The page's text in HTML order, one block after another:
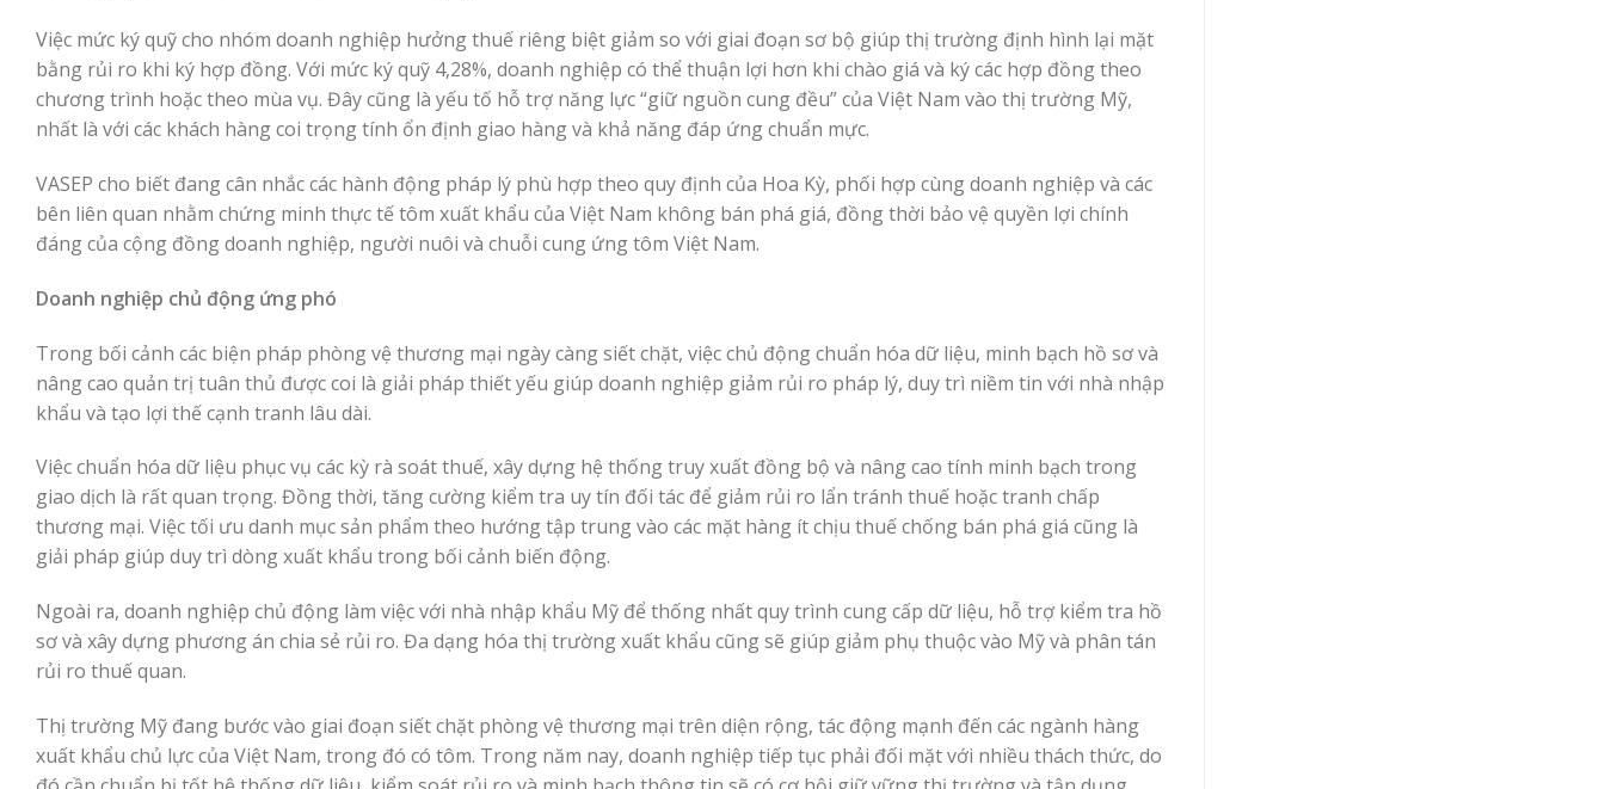
Việc mức ký quỹ cho nhóm doanh nghiệp hưởng thuế riêng biệt giảm so với giai đoạn sơ bộ giúp thị trường định hình lại mặt
bằng rủi ro khi ký hợp đồng. Với mức ký quỹ 4,28%, doanh nghiệp có thể thuận lợi hơn khi chào giá và ký các hợp đồng theo
chương trình hoặc theo mùa vụ. Đây cũng là yếu tố hỗ trợ năng lực “giữ nguồn cung đều” của Việt Nam vào thị trường Mỹ,
nhất là với các khách hàng coi trọng tính ổn định giao hàng và khả năng đáp ứng chuẩn mực.
VASEP cho biết đang cân nhắc các hành động pháp lý phù hợp theo quy định của Hoa Kỳ, phối hợp cùng doanh nghiệp và các
bên liên quan nhằm chứng minh thực tế tôm xuất khẩu của Việt Nam không bán phá giá, đồng thời bảo vệ quyền lợi chính
đáng của cộng đồng doanh nghiệp, người nuôi và chuỗi cung ứng tôm Việt Nam.
Doanh nghiệp chủ động ứng phó
Trong bối cảnh các biện pháp phòng vệ thương mại ngày càng siết chặt, việc chủ động chuẩn hóa dữ liệu, minh bạch hồ sơ và
nâng cao quản trị tuân thủ được coi là giải pháp thiết yếu giúp doanh nghiệp giảm rủi ro pháp lý, duy trì niềm tin với nhà nhập
khẩu và tạo lợi thế cạnh tranh lâu dài.
Việc chuẩn hóa dữ liệu phục vụ các kỳ rà soát thuế, xây dựng hệ thống truy xuất đồng bộ và nâng cao tính minh bạch trong
giao dịch là rất quan trọng. Đồng thời, tăng cường kiểm tra uy tín đối tác để giảm rủi ro lẩn tránh thuế hoặc tranh chấp
thương mại. Việc tối ưu danh mục sản phẩm theo hướng tập trung vào các mặt hàng ít chịu thuế chống bán phá giá cũng là
giải pháp giúp duy trì dòng xuất khẩu trong bối cảnh biến động.
Ngoài ra, doanh nghiệp chủ động làm việc với nhà nhập khẩu Mỹ để thống nhất quy trình cung cấp dữ liệu, hỗ trợ kiểm tra hồ
sơ và xây dựng phương án chia sẻ rủi ro. Đa dạng hóa thị trường xuất khẩu cũng sẽ giúp giảm phụ thuộc vào Mỹ và phân tán
rủi ro thuế quan.
Thị trường Mỹ đang bước vào giai đoạn siết chặt phòng vệ thương mại trên diện rộng, tác động mạnh đến các ngành hàng
xuất khẩu chủ lực của Việt Nam, trong đó có tôm. Trong năm nay, doanh nghiệp tiếp tục phải đối mặt với nhiều thách thức, do